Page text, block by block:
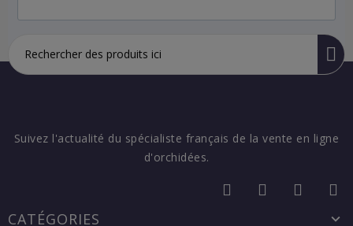
Suivez l'actualité du spécialiste français de la vente en ligne
d'orchidées.
CATÉGORIES